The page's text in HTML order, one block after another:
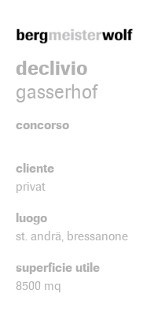
declivio
gasserhof
concorso
cliente
privat
luogo
st. andrä, bressanone
superficie utile
8500 mq